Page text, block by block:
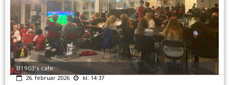
B1903's cafe
26. februar 2026
kl. 14:37